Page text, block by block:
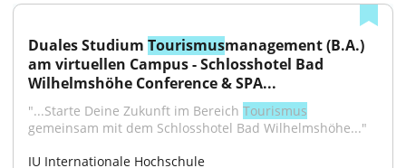
Duales Studium Tourismusmanagement (B.A.)
am virtuellen Campus - Schlosshotel Bad
Wilhelmshöhe Conference & SPA...
"...Starte Deine Zukunft im Bereich Tourismus
gemeinsam mit dem Schlosshotel Bad Wilhelmshöhe..."
IU Internationale Hochschule